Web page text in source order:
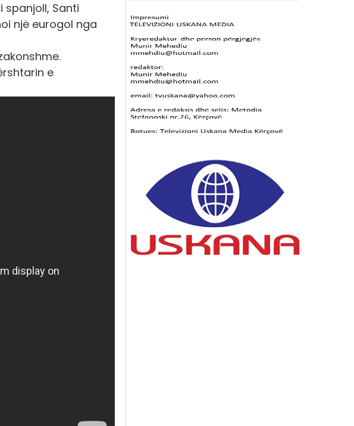
spanjoll, Santi
një eurogol nga
e